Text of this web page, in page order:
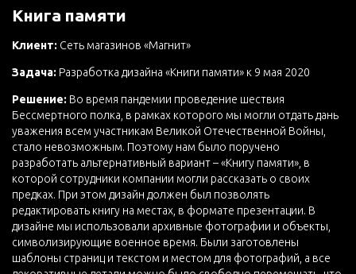
Книга памяти
Клиент: Сеть магазинов «Магнит»
Задача: Разработка дизайна «Книги памяти» к 9 мая 2020
Решение: Во время пандемии проведение шествия
Бессмертного полка, в рамках которого мы могли отдать дань
уважения всем участникам Великой Отечественной Войны,
стало невозможным. Поэтому нам было поручено
разработать альтернативный вариант – «Книгу памяти», в
которой сотрудники компании могли рассказать о своих
предках. При этом дизайн должен был позволять
редактировать книгу на местах, в формате презентации. В
дизайне мы использовали архивные фотографии и объекты,
символизирующие военное время. Были заготовлены
шаблоны страниц и текстом и местом для фотографий, а все